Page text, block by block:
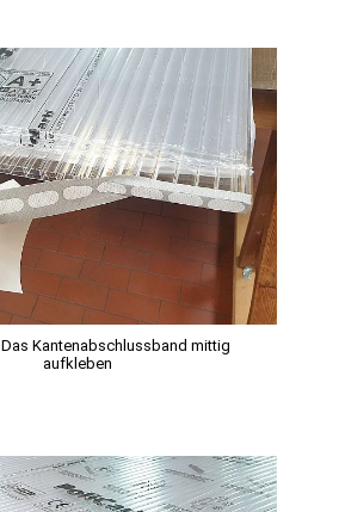
Das Kantenabschlussband mittig
aufkleben